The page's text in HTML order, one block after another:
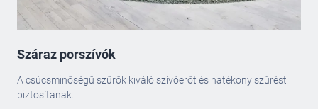
Száraz porszívók
A csúcsminőségű szűrők kiváló szívóerőt és hatékony szűrést
biztosítanak.